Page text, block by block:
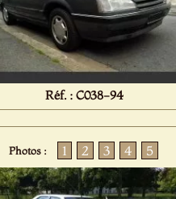
Réf. : C038-94
Photos : 1 2 3 4 5